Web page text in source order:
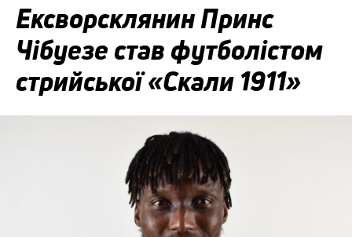
Ексворсклянин Принс
Чібуезе став футболістом
стрийської «Скали 1911»